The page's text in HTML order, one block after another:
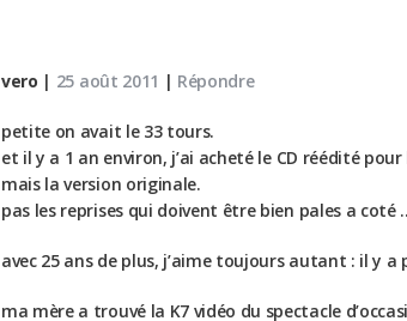
vero | 25 août 2011 | Répondre
petite on avait le 33 tours.
et il y a 1 an environ, j’ai acheté le CD réédité pour
mais la version originale.
pas les reprises qui doivent être bien pales a coté
avec 25 ans de plus, j’aime toujours autant : il y
ma mère a trouvé la K7 vidéo du spectacle